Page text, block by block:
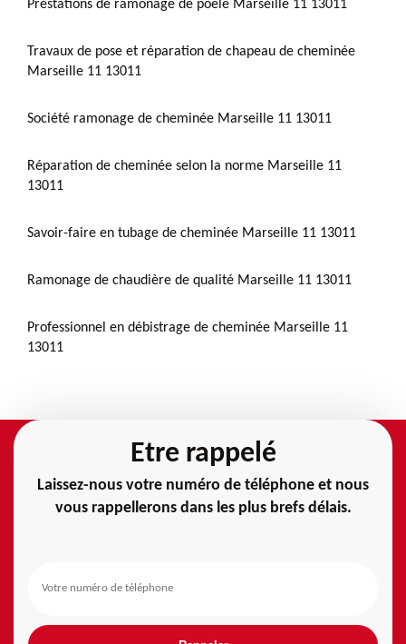
Prestations de ramonage de poêle Marseille 11 13011
Travaux de pose et réparation de chapeau de cheminée
Marseille 11 13011
Société ramonage de cheminée Marseille 11 13011
Réparation de cheminée selon la norme Marseille 11
13011
Savoir-faire en tubage de cheminée Marseille 11 13011
Ramonage de chaudière de qualité Marseille 11 13011
Professionnel en débistrage de cheminée Marseille 11
13011
Etre rappelé
Laissez-nous votre numéro de téléphone et nous
vous rappellerons dans les plus brefs délais.